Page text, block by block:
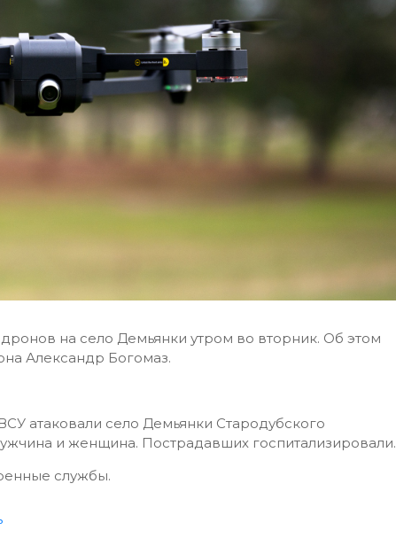
на село Демьянки утром во вторник. Об этом
Александр Богомаз.
атаковали село Демьянки Стародубского
и женщина. Пострадавших госпитализировали.
службы.